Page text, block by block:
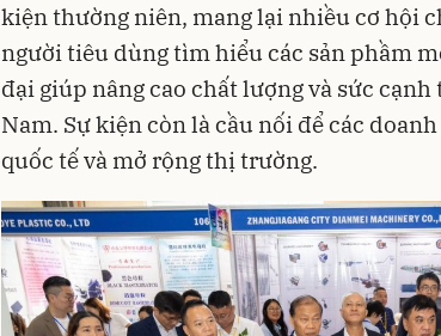
kiện thường niên, mang lại nhiều cơ hội
người tiêu dùng tìm hiểu các sản phầm
đại giúp nâng cao chất lượng và sức
Nam. Sự kiện còn là cầu nối để các
quốc tế và mở rộng thị trường.